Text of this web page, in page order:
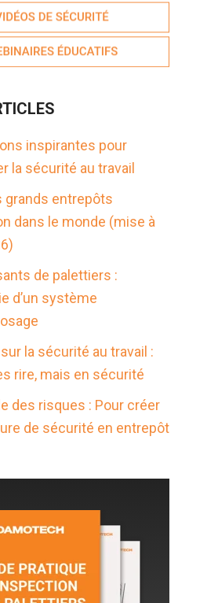
inspirantes pour
la sécurité au travail
grands entrepôts
dans le monde (mise à
de palettiers :
d’un système
la sécurité au travail :
rire, mais en sécurité
des risques : Pour créer
de sécurité en entrepôt